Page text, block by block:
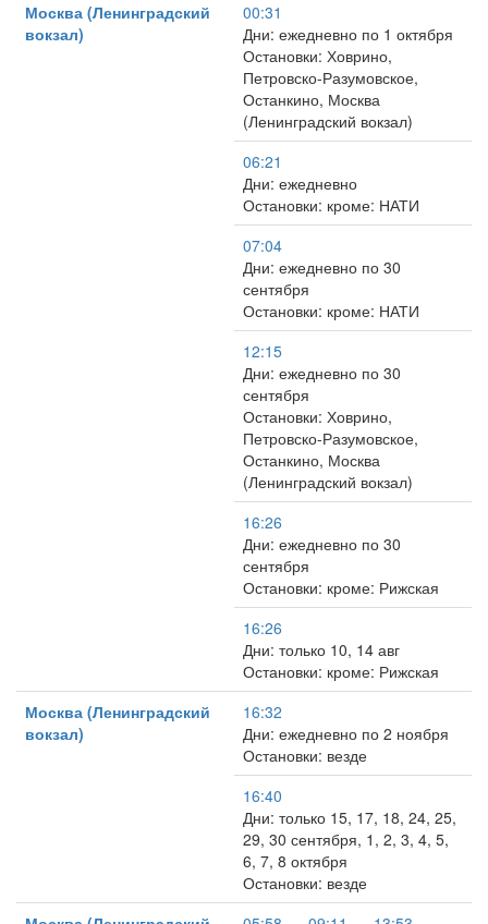
Москва (Ленинградский
вокзал)
00:31
Дни: ежедневно по 1 октября
Остановки: Ховрино,
Петровско-Разумовское,
Останкино, Москва
(Ленинградский вокзал)
06:21
Дни: ежедневно
Остановки: кроме: НАТИ
07:04
Дни: ежедневно по 30
сентября
Остановки: кроме: НАТИ
12:15
Дни: ежедневно по 30
сентября
Остановки: Ховрино,
Петровско-Разумовское,
Останкино, Москва
(Ленинградский вокзал)
16:26
Дни: ежедневно по 30
сентября
Остановки: кроме: Рижская
16:26
Дни: только 10, 14 авг
Остановки: кроме: Рижская
Москва (Ленинградский
вокзал)
16:32
Дни: ежедневно по 2 ноября
Остановки: везде
16:40
Дни: только 15, 17, 18, 24, 25,
29, 30 сентября, 1, 2, 3, 4, 5,
6, 7, 8 октября
Остановки: везде